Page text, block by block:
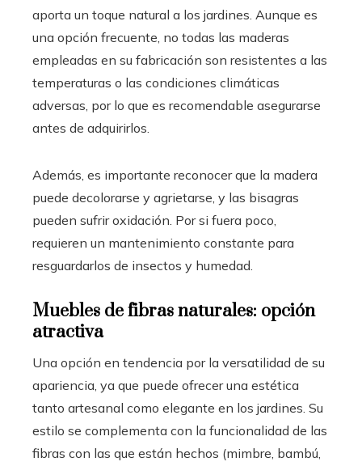
aporta un toque natural a los jardines. Aunque es
una opción frecuente, no todas las maderas
empleadas en su fabricación son resistentes a las
temperaturas o las condiciones climáticas
adversas, por lo que es recomendable asegurarse
antes de adquirirlos.
Además, es importante reconocer que la madera
puede decolorarse y agrietarse, y las bisagras
pueden sufrir oxidación. Por si fuera poco,
requieren un mantenimiento constante para
resguardarlos de insectos y humedad.
Muebles de fibras naturales: opción
atractiva
Una opción en tendencia por la versatilidad de su
apariencia, ya que puede ofrecer una estética
tanto artesanal como elegante en los jardines. Su
estilo se complementa con la funcionalidad de las
fibras con las que están hechos (mimbre, bambú,